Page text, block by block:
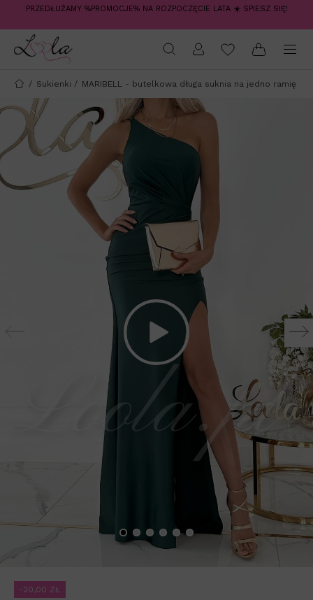
PRZEDŁUŻAMY %PROMOCJE% NA ROZPOCZĘCIE LATA ☀️ SPIESZ SIĘ!
/ Sukienki / MARIBELL - butelkowa długa suknia na jedno ramię
-20,00 ZŁ